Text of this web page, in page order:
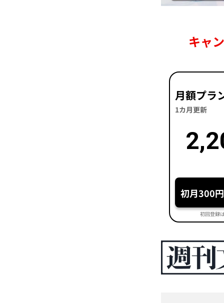
キャ
月額プラ
1カ月更新
初月300
初回登録